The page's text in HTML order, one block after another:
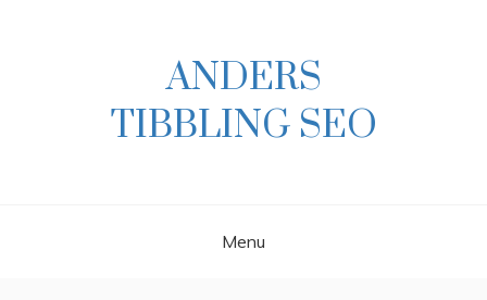
ANDERS
TIBBLING SEO
Menu